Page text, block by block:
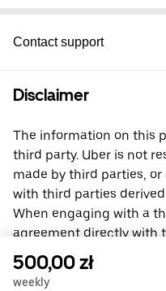
Contact support
Disclaimer
The information on this
third party. Uber is not
made by third parties,
with third parties
When engaging with a
agreement directly with
party. For questions,
directly.
500,00 zł
weekly